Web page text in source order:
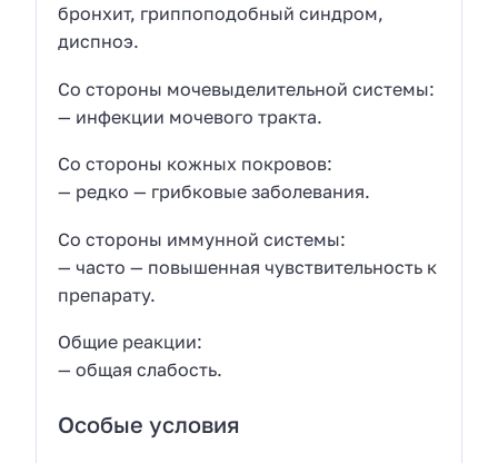
бронхит, гриппоподобный синдром,
диспноэ.
Со стороны мочевыделительной системы:
— инфекции мочевого тракта.
Со стороны кожных покровов:
— редко — грибковые заболевания.
Со стороны иммунной системы:
— часто — повышенная чувствительность к
препарату.
Общие реакции:
— общая слабость.
Особые условия